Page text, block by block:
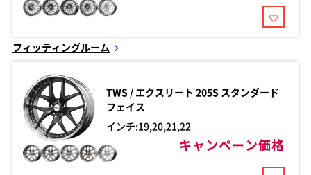
フィッティングルーム
TWS / エクスリート 205S スタンダード
フェイス
インチ:19,20,21,22
キャンペーン価格